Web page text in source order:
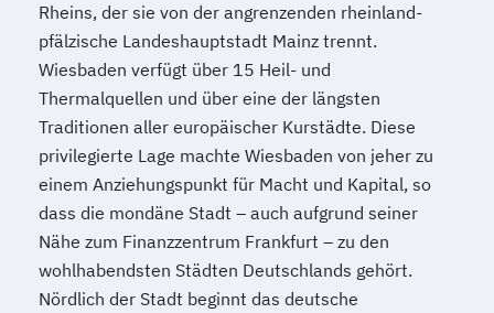
Geprüfte/r Grafik-Designer/in (SGD)
Geprüfte/r Haus- und
Grundstücksverwalter/in (SGD)
Geprüfte/r Hotelbetriebswirt/in (SGD)
Geprüfte/r IT-Servicetechniker/in (SGD)
Geprüfte/r Immobilienfachwirt/in (IHK)
Geprüfte/r Immobilienmakler/in (SGD)
Geprüfte/r Industriefachwirt/in (IHK)
Geprüfte/r Industriemeister/in (IHK) –
Fachrichtung Elektrotechnik
Rheins, der sie von der angrenzenden rheinland-
pfälzische Landeshauptstadt Mainz trennt.
Wiesbaden verfügt über 15 Heil- und
Thermalquellen und über eine der längsten
Traditionen aller europäischer Kurstädte. Diese
privilegierte Lage machte Wiesbaden von jeher zu
einem Anziehungspunkt für Macht und Kapital, so
dass die mondäne Stadt – auch aufgrund seiner
Nähe zum Finanzzentrum Frankfurt – zu den
wohlhabendsten Städten Deutschlands gehört.
Nördlich der Stadt beginnt das deutsche